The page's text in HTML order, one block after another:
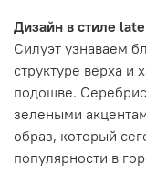
Дизайн в стиле
Силуэт узнаваем
структуре верха и
подошве.
зелеными
образ, который
популярности в